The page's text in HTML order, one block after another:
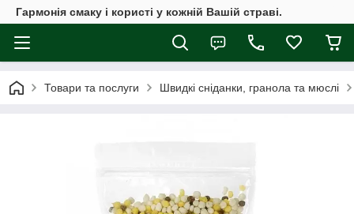
Гармонія смаку і користі у кожній Вашій страві.
Товари та послуги Швидкі сніданки, гранола та мюслі